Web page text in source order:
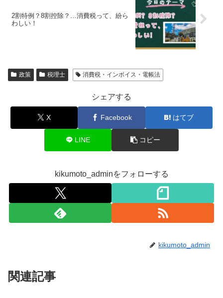
2割特例？8割控除？…消費税って、紛ら
わしい！
政策 税理士 消費税・インボイス・電帳法
シェアする
X Facebook はてブ
LINE コピー
kikumoto_adminをフォローする
kikumoto_admin
関連記事